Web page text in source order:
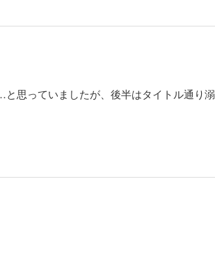
思っていましたが、後半はタイトル通り